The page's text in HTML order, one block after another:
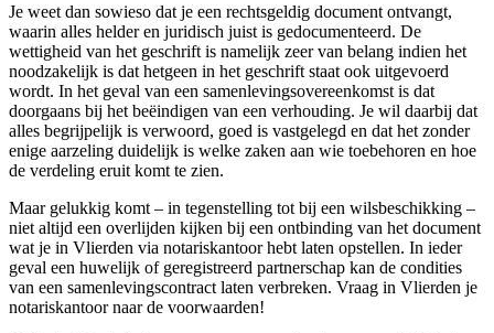
Je weet dan sowieso dat je een rechtsgeldig document ontvangt,
waarin alles helder en juridisch juist is gedocumenteerd. De
wettigheid van het geschrift is namelijk zeer van belang indien het
noodzakelijk is dat hetgeen in het geschrift staat ook uitgevoerd
wordt. In het geval van een samenlevingsovereenkomst is dat
doorgaans bij het beëindigen van een verhouding. Je wil daarbij dat
alles begrijpelijk is verwoord, goed is vastgelegd en dat het zonder
enige aarzeling duidelijk is welke zaken aan wie toebehoren en hoe
de verdeling eruit komt te zien.
Maar gelukkig komt – in tegenstelling tot bij een wilsbeschikking –
niet altijd een overlijden kijken bij een ontbinding van het document
wat je in Vlierden via notariskantoor hebt laten opstellen. In ieder
geval een huwelijk of geregistreerd partnerschap kan de condities
van een samenlevingscontract laten verbreken. Vraag in Vlierden je
notariskantoor naar de voorwaarden!